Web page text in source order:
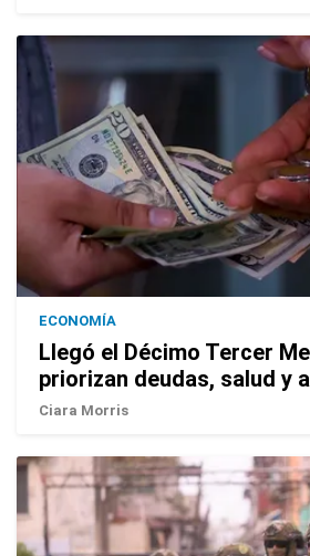
ECONOMÍA
Llegó el Décimo Tercer
priorizan deudas, salud y
Ciara Morris